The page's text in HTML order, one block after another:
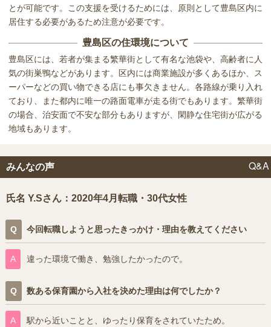
とが可能です。この支援を受けるためには、原則として豊島区内に
居住する必要があるため注意が必要です。
豊島区の住環境について
豊島区には、若者が集まる繁華街として有名な池袋や、高齢者に人
気の街巣鴨などがあります。区内には商業施設が多くあるほか、ス
ーパーなどの買い物できる店にも事欠きません。各路線が乗り入れ
ており、また都内に唯一の路面電車が走る街でもあります。繁華街
の場合、治安面で不安な部分もありますが、閑静な住宅街が広がる
地域もあります。
みんなの声 Q&A
氏名 Y.Sさん：2020年4月転職・30代女性
今回転職しようと思ったきっかけ・理由を教えてください
違った環境で働き、勉強したかったので。
数ある保育園から入社を決めた理由は何でしたか？
駅から近いことと、ゆったり保育をされていたため。